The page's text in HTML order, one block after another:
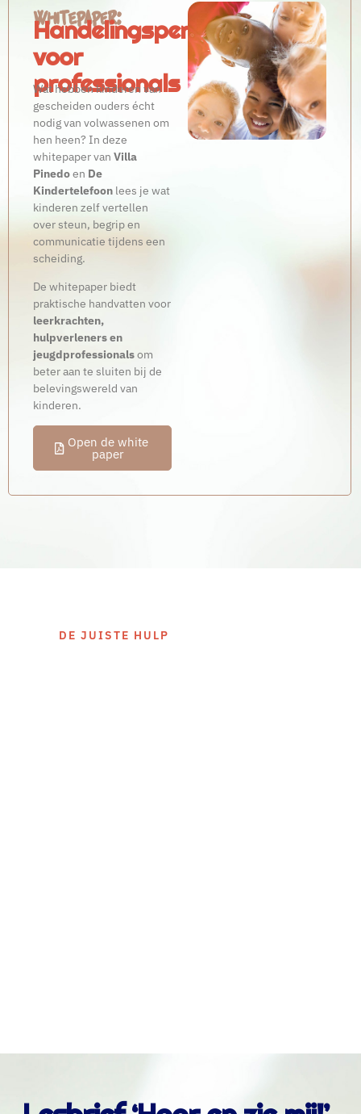
Whitepaper:
Handelingsperspectief
voor
professionals
Wat hebben kinderen van
gescheiden ouders écht
nodig van volwassenen om
hen heen? In deze
whitepaper van Villa
Pinedoen De
Kindertelefoon lees je wat
kinderen zelf vertellen
over steun, begrip en
communicatie tijdens een
scheiding.
De whitepaper biedt
praktische handvatten voor
leerkrachten,
hulpverleners en
jeugdprofessionalsom
beter aan te sluiten bij de
belevingswereld van
kinderen.
Open de white
paper
DE JUISTE HULP